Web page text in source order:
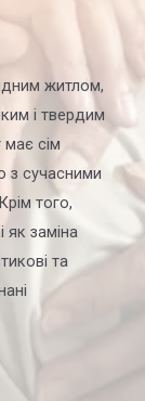
житлом,
і твердим
має сім
з сучасними
того,
як заміна
та